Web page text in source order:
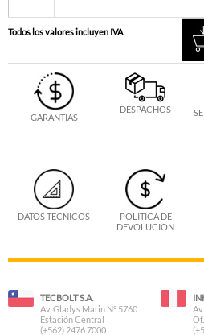
Todos los valores incluyen IVA
GARANTIAS
DESPACHOS
DATOS TECNICOS
POLITICA DE
DEVOLUCION
TECBOLT S.A.
Av. Gladys Marin N° 5760
Estación Central
(+562) 2476 7000